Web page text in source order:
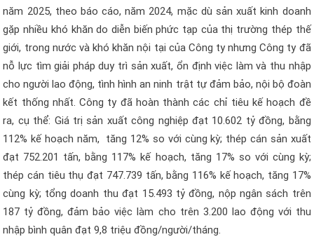
năm 2025, theo báo cáo, năm 2024, mặc dù sản xuất kinh doanh
gặp nhiều khó khăn do diễn biến phức tạp của thị trường thép thế
giới, trong nước và khó khăn nội tại của Công ty nhưng Công ty đã
nỗ lực tìm giải pháp duy trì sản xuất, ổn định việc làm và thu nhập
cho người lao động, tình hình an ninh trật tự đảm bảo, nội bộ đoàn
kết thống nhất. Công ty đã hoàn thành các chỉ tiêu kế hoạch đề
ra, cụ thể: Giá trị sản xuất công nghiệp đạt 10.602 tỷ đồng, bằng
112% kế hoạch năm, tăng 12% so với cùng kỳ; thép cán sản xuất
đạt 752.201 tấn, bằng 117% kế hoạch, tăng 17% so với cùng kỳ;
thép cán tiêu thụ đạt 747.739 tấn, bằng 116% kế hoạch, tăng 17%
cùng kỳ; tổng doanh thu đạt 15.493 tỷ đồng, nộp ngân sách trên
187 tỷ đồng, đảm bảo việc làm cho trên 3.200 lao động với thu
nhập bình quân đạt 9,8 triệu đồng/người/tháng.